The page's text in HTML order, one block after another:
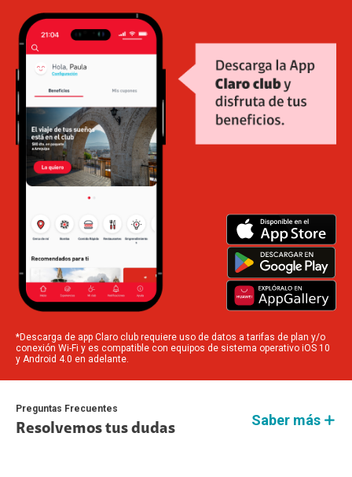
*Descarga de app Claro club requiere uso de datos a tarifas de plan y/o
conexión Wi-Fi y es compatible con equipos de sistema operativo iOS 10
y Android 4.0 en adelante.
Preguntas Frecuentes
Resolvemos tus dudas
Saber más